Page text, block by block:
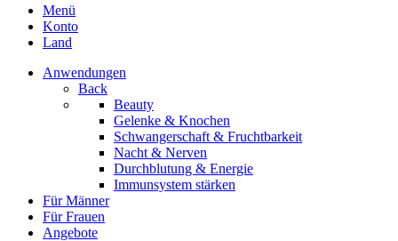
Menü
Konto
Land
Anwendungen
Back
Beauty
Gelenke & Knochen
Schwangerschaft & Fruchtbarkeit
Nacht & Nerven
Durchblutung & Energie
Immunsystem stärken
Für Männer
Für Frauen
Angebote